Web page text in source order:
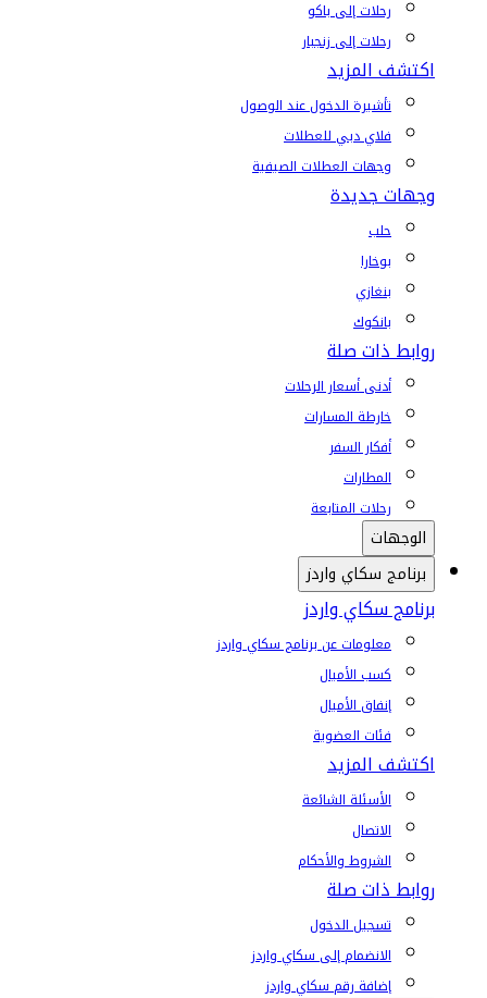
رحلات إلى باكو
رحلات إلى زنجبار
اكتشف المزيد
تأشيرة الدخول عند الوصول
فلاي دبي للعطلات
وجهات العطلات الصيفية
وجهات جديدة
حلب
بوخارا
بنغازي
بانكوك
روابط ذات صلة
أدنى أسعار الرحلات
خارطة المسارات
أفكار السفر
المطارات
رحلات المتابعة
الوجهات
برنامج سكاي واردز
برنامج سكاي واردز
معلومات عن برنامج سكاي واردز
كسب الأميال
إنفاق الأميال
فئات العضوية
اكتشف المزيد
الأسئلة الشائعة
الاتصال
الشروط والأحكام
روابط ذات صلة
تسجيل الدخول
الانضمام إلى سكاي واردز
إضافة رقم سكاي واردز